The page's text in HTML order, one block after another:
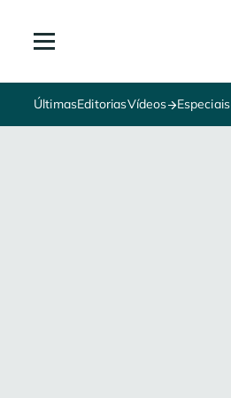
ÚltimasEditoriasVídeos Especiais